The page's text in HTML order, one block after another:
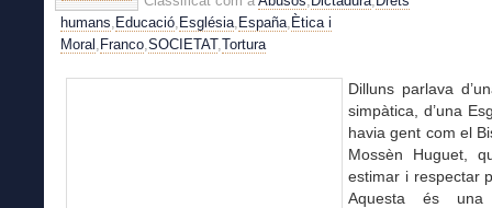
humans, Educació, Església, España, Ètica i
Moral , Franco,SOCIETAT,Tortura
Dilluns parlava
simpàtica, d’una
havia gent com el
Mossèn Huguet,
estimar i respectar
Aquesta és